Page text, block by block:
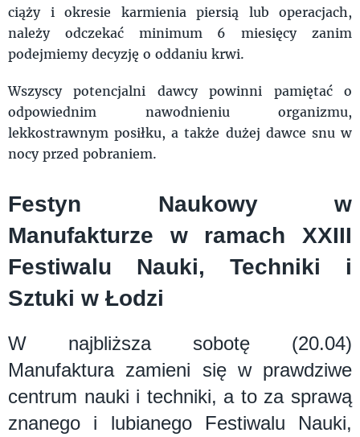
ciąży i okresie karmienia piersią lub operacjach,
należy odczekać minimum 6 miesięcy zanim
podejmiemy decyzję o oddaniu krwi.
Wszyscy potencjalni dawcy powinni pamiętać o
odpowiednim nawodnieniu organizmu,
lekkostrawnym posiłku, a także dużej dawce snu w
nocy przed pobraniem.
Festyn Naukowy w
Manufakturze w ramach XXIII
Festiwalu Nauki, Techniki i
Sztuki w Łodzi
W najbliższa sobotę (20.04)
Manufaktura zamieni się w prawdziwe
centrum nauki i techniki, a to za sprawą
znanego i lubianego Festiwalu Nauki,